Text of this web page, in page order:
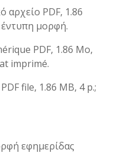
αρχείο PDF, 1.86
μορφή.
PDF, 1.86 Μo,
imprimé.
file, 1.86 ΜB, 4 p.;
εφημερίδας